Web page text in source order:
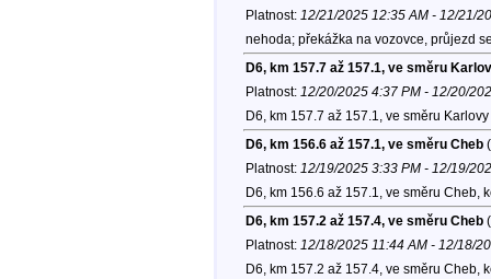
Platnost: 12/21/2025 12:35 AM - 12/21/
nehoda; překážka na vozovce, průjezd
D6, km 157.7 až 157.1, ve směru
Platnost: 12/20/2025 4:37 PM - 12/20/
D6, km 157.7 až 157.1, ve směru
D6, km 156.6 až 157.1, ve směru Cheb
Platnost: 12/19/2025 3:33 PM - 12/19/
D6, km 156.6 až 157.1, ve směru Cheb,
D6, km 157.2 až 157.4, ve směru Cheb
Platnost: 12/18/2025 11:44 AM - 12/18/
D6, km 157.2 až 157.4, ve směru Cheb,